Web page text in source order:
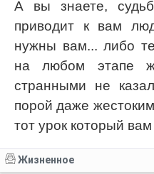
А вы знаете,
приводит к вам
нужны вам... либо
на любом этапе
странными не
порой даже
тот урок который
Жизненное